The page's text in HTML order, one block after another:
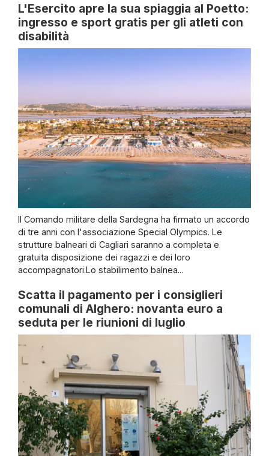
L'Esercito apre la sua spiaggia al Poetto:
ingresso e sport gratis per gli atleti con
disabilità
Il Comando militare della Sardegna ha firmato un accordo
di tre anni con l'associazione Special Olympics. Le
strutture balneari di Cagliari saranno a completa e
gratuita disposizione dei ragazzi e dei loro
accompagnatori.Lo stabilimento balnea...
Scatta il pagamento per i consiglieri
comunali di Alghero: novanta euro a
seduta per le riunioni di luglio